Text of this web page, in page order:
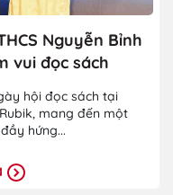
Nguyễn Bỉnh
vui đọc sách
hội đọc sách tại
mang đến một
hứng...